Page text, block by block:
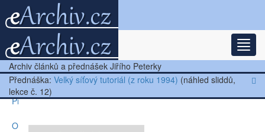
Nejnovější články
Další články
Přednášky
Ostatní
Archiv článků a přednášek Jiřího Peterky
Přednáška: Velký síťový tutoriál (z roku 1994) (náhled sliddů,
lekce č. 12)